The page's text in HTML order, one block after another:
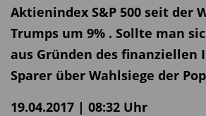
Aktienindex S&P 500 seit der
Trumps um 9% . Sollte man
aus Gründen des finanziellen
Sparer über Wahlsiege der
19.04.2017 | 08:32 Uhr